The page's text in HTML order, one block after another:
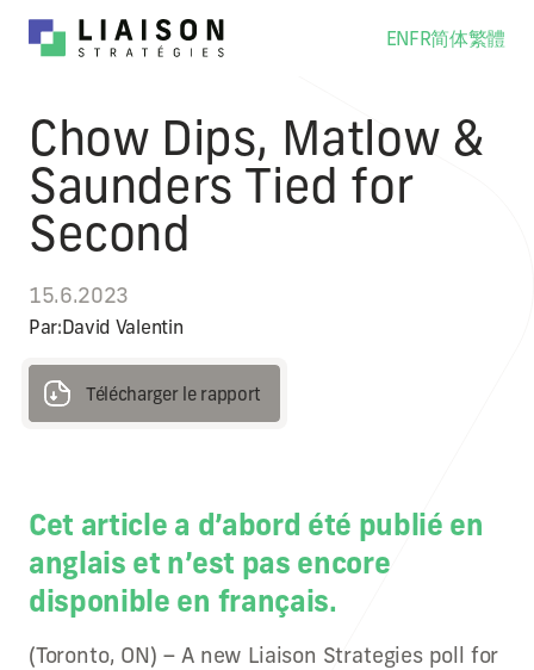
ENFR简体繁體
Chow Dips, Matlow &
Saunders Tied for
Second
15.6.2023
Par:David Valentin
Télécharger le rapport
Cet article a d’abord été publié en
anglais et n’est pas encore
disponible en français.
(Toronto, ON) – A new Liaison Strategies poll for